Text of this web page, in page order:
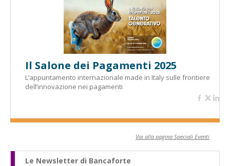
Il Salone dei Pagamenti 2025
L’appuntamento internazionale made in Italy sulle frontiere
dell’innovazione nei pagamenti
Vai alla pagina Speciali Eventi
Le Newsletter di Bancaforte